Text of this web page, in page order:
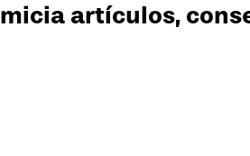
artículos,